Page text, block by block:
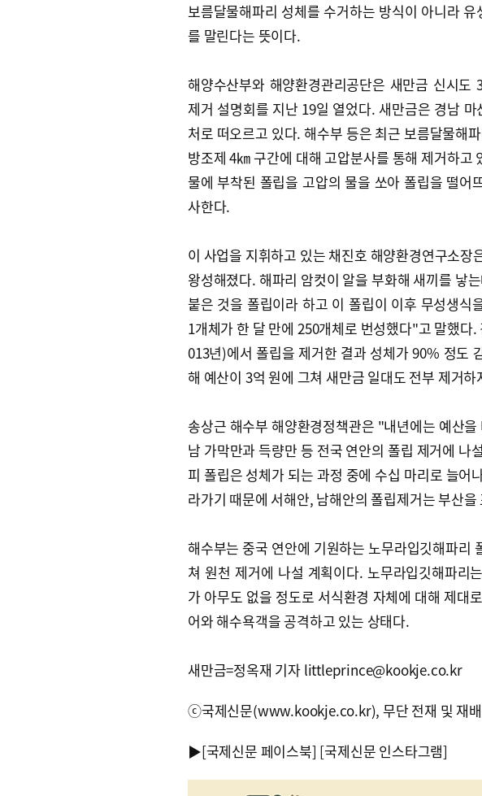
보름달물해파리 성체를 수거하는 방식이 아니라
를 말린다는 뜻이다.
해양수산부와 해양환경관리공단은 새만금 신시도
제거 설명회를 지난 19일 열었다. 새만금은 경남
처로 떠오르고 있다. 해수부 등은 최근 보름달물해
방조제 4㎞ 구간에 대해 고압분사를 통해 제거하고
물에 부착된 폴립을 고압의 물을 쏘아 폴립을 떨어
사한다.
이 사업을 지휘하고 있는 채진호 해양환경연구소장
왕성해졌다. 해파리 암컷이 알을 부화해 새끼를 낳
붙은 것을 폴립이라 하고 이 폴립이 이후 무성생식
1개체가 한 달 만에 250개체로 번성했다"고 말했
013년)에서 폴립을 제거한 결과 성체가 90% 정도
해 예산이 3억 원에 그쳐 새만금 일대도 전부 제거하
송상근 해수부 해양환경정책관은 "내년에는 예산
남 가막만과 득량만 등 전국 연안의 폴립 제거에 나
피 폴립은 성체가 되는 과정 중에 수십 마리로 늘어
라가기 때문에 서해안, 남해안의 폴립제거는 부산
해수부는 중국 연안에 기원하는 노무라입깃해파리
쳐 원천 제거에 나설 계획이다. 노무라입깃해파리
가 아무도 없을 정도로 서식환경 자체에 대해 제대
어와 해수욕객을 공격하고 있는 상태다.
새만금=정옥재 기자 littleprince@kookje.co.kr
ⓒ국제신문(www.kookje.co.kr), 무단 전재 및 재배
▶[국제신문 페이스북] [국제신문 인스타그램]